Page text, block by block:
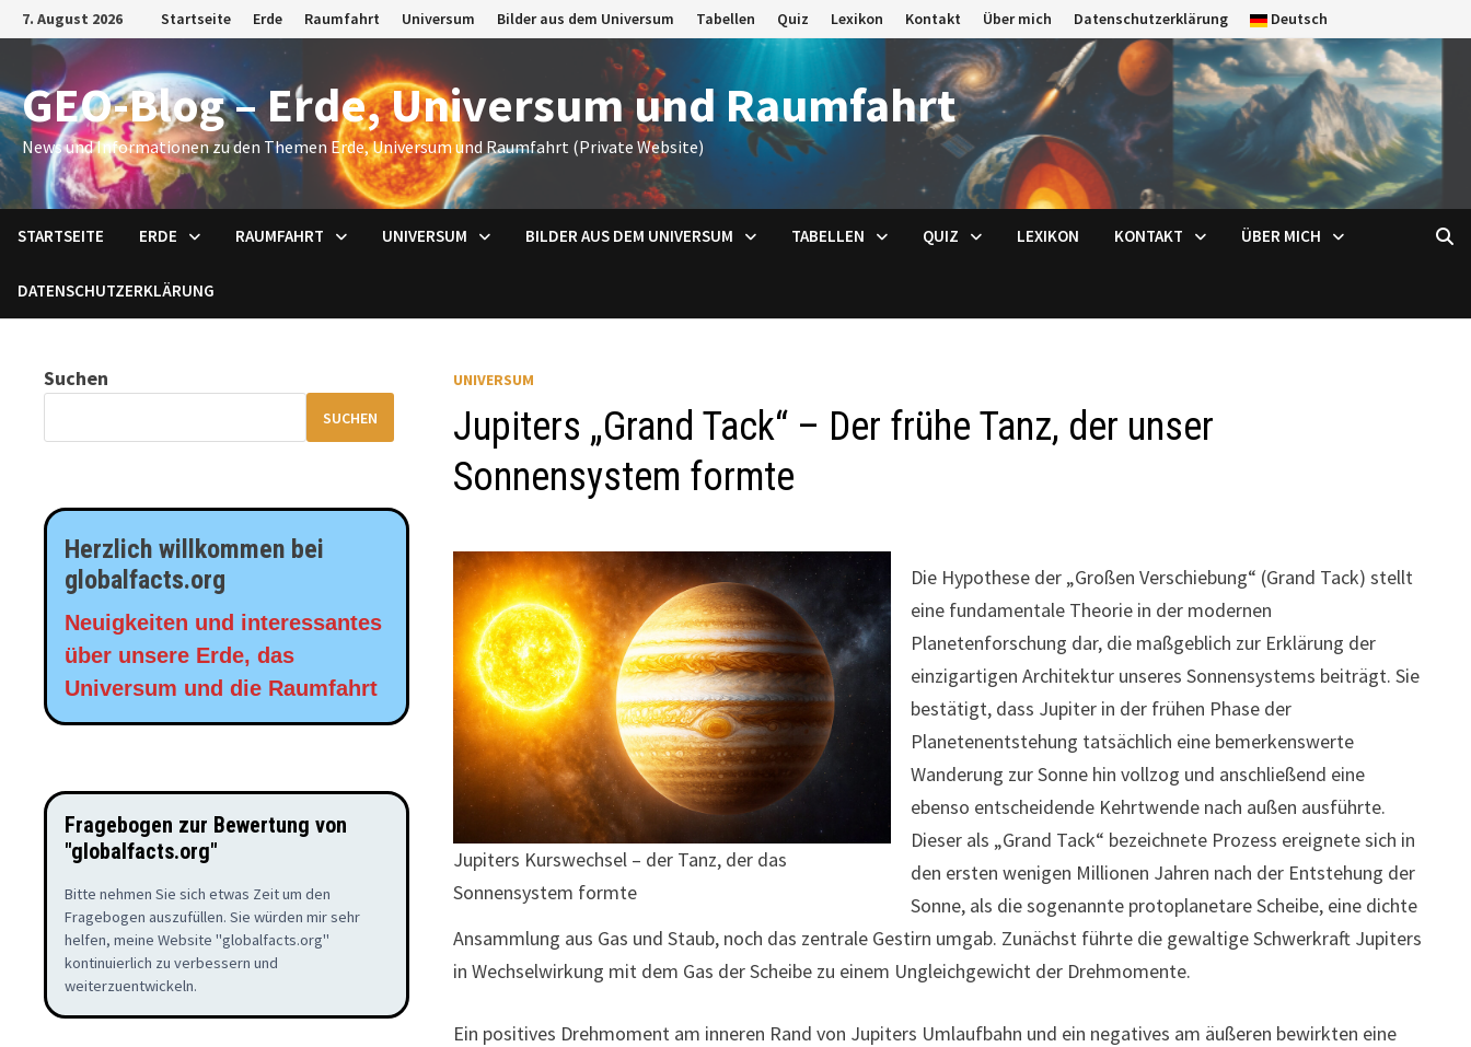
Zum
Inhalt
springen
7. August 2026 Startseite Erde Raumfahrt Universum Bilder aus dem Universum Tabellen Quiz Lexikon Kontakt Über mich Datenschutzerklärung Deutsch
GEO-Blog – Erde, Universum und Raumfahrt
News und Informationen zu den Themen Erde, Universum und Raumfahrt (Private Website)
STARTSEITE ERDE RAUMFAHRT UNIVERSUM BILDER AUS DEM UNIVERSUM TABELLEN QUIZ LEXIKON KONTAKT ÜBER MICH
DATENSCHUTZERKLÄRUNG
UNIVERSUM
Jupiters „Grand Tack“ – Der frühe Tanz, der unser
Sonnensystem formte
Jupiters Kurswechsel – der Tanz, der das
Sonnensystem formte
Die Hypothese der „Großen Verschiebung“ (Grand Tack) stellt
eine fundamentale Theorie in der modernen
Planetenforschung dar, die maßgeblich zur Erklärung der
einzigartigen Architektur unseres Sonnensystems beiträgt. Sie
bestätigt, dass Jupiter in der frühen Phase der
Planetenentstehung tatsächlich eine bemerkenswerte
Wanderung zur Sonne hin vollzog und anschließend eine
ebenso entscheidende Kehrtwende nach außen ausführte.
Dieser als „Grand Tack“ bezeichnete Prozess ereignete sich in
den ersten wenigen Millionen Jahren nach der Entstehung der
Sonne, als die sogenannte protoplanetare Scheibe, eine dichte
Ansammlung aus Gas und Staub, noch das zentrale Gestirn umgab. Zunächst führte die gewaltige Schwerkraft Jupiters
in Wechselwirkung mit dem Gas der Scheibe zu einem Ungleichgewicht der Drehmomente.
Ein positives Drehmoment am inneren Rand von Jupiters Umlaufbahn und ein negatives am äußeren bewirkten eine
Suchen
SUCHEN
Herzlich willkommen bei
globalfacts.org
Neuigkeiten und interessantes
über unsere Erde, das
Universum und die Raumfahrt
Fragebogen zur Bewertung von
"globalfacts.org"
Bitte nehmen Sie sich etwas Zeit um den
Fragebogen auszufüllen. Sie würden mir sehr
helfen, meine Website "globalfacts.org"
kontinuierlich zu verbessern und
weiterzuentwickeln.